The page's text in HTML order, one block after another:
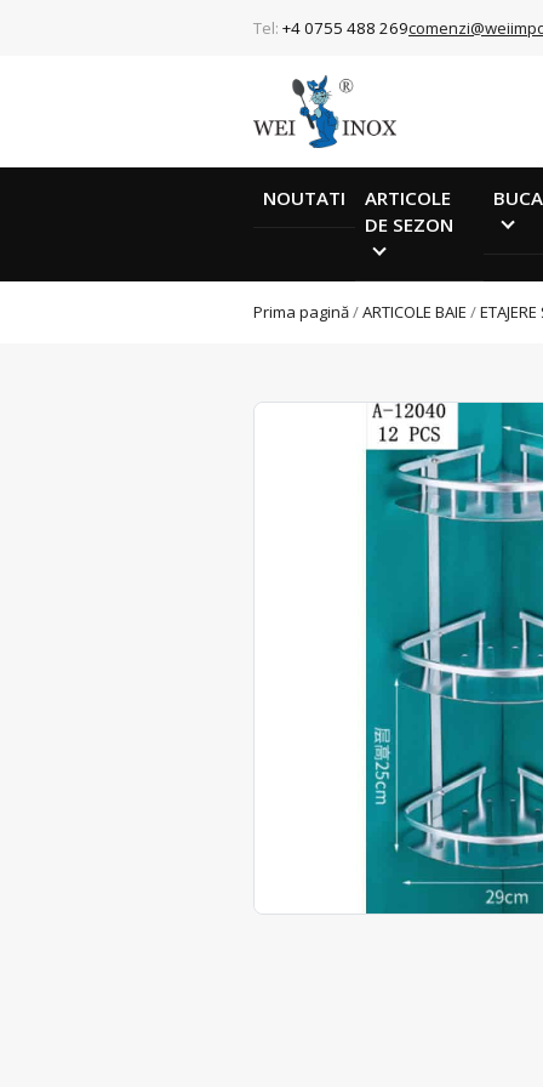
Tel: +4 0755 488 269
NOUTATI
ARTICOLE
DE SEZON
Prima pagină/ARTICOLE BAIE /